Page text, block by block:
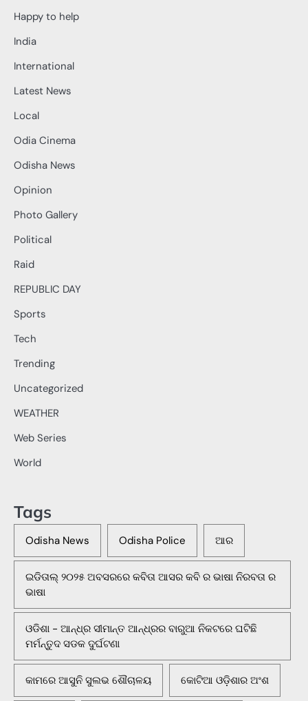
Happy to help
India
International
Latest News
Local
Odia Cinema
Odisha News
Opinion
Photo Gallery
Political
Raid
REPUBLIC DAY
Sports
Tech
Trending
Uncategorized
WEATHER
Web Series
World
Tags
Odisha News Odisha Police ଆର
ଇଡିତାଲ୍ ୨୦୨୫ ଅବସରରେ କବିତା ଆସର କବି ର ଭାଷା ନିରବତା ର
ଭାଷା
ଓଡିଶା - ଆନ୍ଧ୍ର ସୀମାନ୍ତ ଆନ୍ଧ୍ରର ବାରୁଆ ନିକଟରେ ଘଟିଛି
ମର୍ମନ୍ତୁଦ ସଡକ ଦୁର୍ଘଟଣା
କାମରେ ଆସୁନି ସୁଲଭ ଶୌଚାଳୟ କୋଟିଆ ଓଡ଼ିଶାର ଅଂଶ